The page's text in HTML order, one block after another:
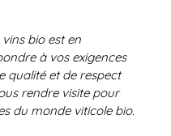
bio est en
à vos exigences
qualité et de respect
rendre visite pour
du monde viticole bio.